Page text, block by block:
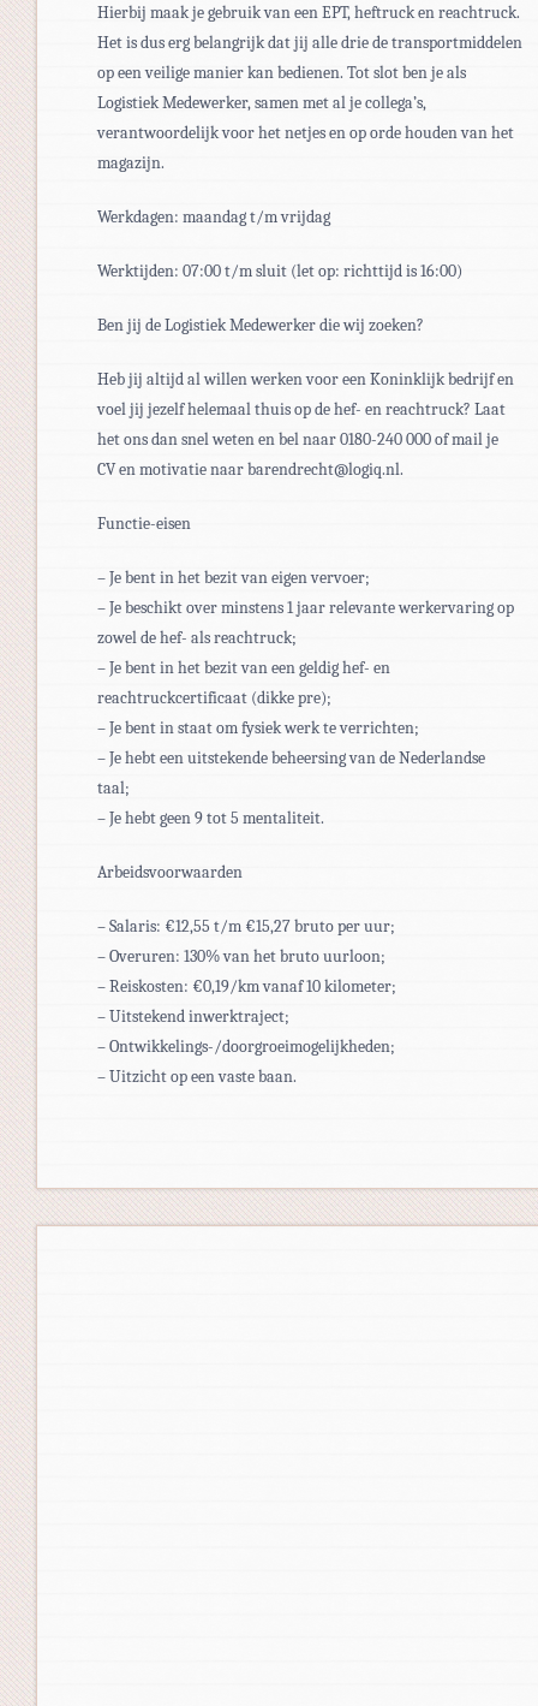
Hierbij maak je gebruik van een EPT, heftruck en reachtruck.
Het is dus erg belangrijk dat jij alle drie de transportmiddelen
op een veilige manier kan bedienen. Tot slot ben je als
Logistiek Medewerker, samen met al je collega’s,
verantwoordelijk voor het netjes en op orde houden van het
magazijn.
Werkdagen: maandag t/m vrijdag
Werktijden: 07:00 t/m sluit (let op: richttijd is 16:00)
Ben jij de Logistiek Medewerker die wij zoeken?
Heb jij altijd al willen werken voor een Koninklijk bedrijf en
voel jij jezelf helemaal thuis op de hef- en reachtruck? Laat
het ons dan snel weten en bel naar 0180-240 000 of mail je
CV en motivatie naar barendrecht@logiq.nl.
Functie-eisen
– Je bent in het bezit van eigen vervoer;
– Je beschikt over minstens 1 jaar relevante werkervaring op
zowel de hef- als reachtruck;
– Je bent in het bezit van een geldig hef- en
reachtruckcertificaat (dikke pre);
– Je bent in staat om fysiek werk te verrichten;
– Je hebt een uitstekende beheersing van de Nederlandse
taal;
– Je hebt geen 9 tot 5 mentaliteit.
Arbeidsvoorwaarden
– Salaris: €12,55 t/m €15,27 bruto per uur;
– Overuren: 130% van het bruto uurloon;
– Reiskosten: €0,19/km vanaf 10 kilometer;
– Uitstekend inwerktraject;
– Ontwikkelings-/doorgroeimogelijkheden;
– Uitzicht op een vaste baan.